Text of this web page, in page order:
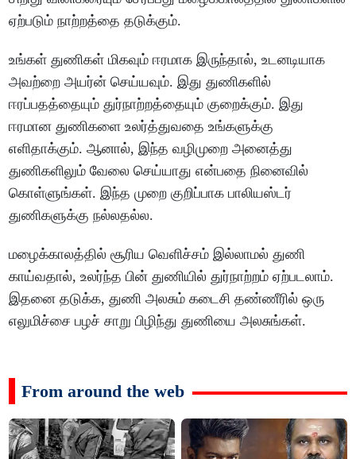
ஏற்படும் நாற்றத்தை தடுக்கும்.
உங்கள் துணிகள் மிகவும் ஈரமாக இருந்தால், உடனடியாக
அவற்றை அயர்ன் செய்யவும். இது துணிகளில்
ஈரப்பதத்தையும் துர்நாற்றத்தையும் குறைக்கும். இது
ஈரமான துணிகளை உலர்த்துவதை உங்களுக்கு
எளிதாக்கும். ஆனால், இந்த வழிமுறை அனைத்து
துணிகளிலும் வேலை செய்யாது என்பதை நினைவில்
கொள்ளுங்கள். இந்த முறை குறிப்பாக பாலியஸ்டர்
துணிகளுக்கு நல்லதல்ல.
மழைக்காலத்தில் சூரிய வெளிச்சம் இல்லாமல் துணி
காய்வதால், உலர்ந்த பின் துணியில் துர்நாற்றம் ஏற்படலாம்.
இதனை தடுக்க, துணி அலசும் கடைசி தண்ணீரில் ஒரு
எலுமிச்சை பழச் சாறு பிழிந்து துணியை அலசுங்கள்.
From around the web